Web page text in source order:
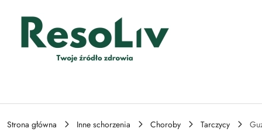
Strona główna Inne schorzenia Choroby Tarczycy